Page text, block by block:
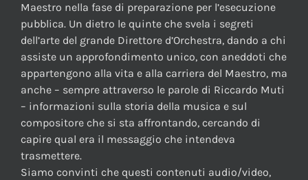
Maestro nella fase di preparazione per l’esecuzione
pubblica. Un dietro le quinte che svela i segreti
dell’arte del grande Direttore d’Orchestra, dando a chi
assiste un approfondimento unico, con aneddoti che
appartengono alla vita e alla carriera del Maestro, ma
anche – sempre attraverso le parole di Riccardo Muti
– informazioni sulla storia della musica e sul
compositore che si sta affrontando, cercando di
capire qual era il messaggio che intendeva
trasmettere.
Siamo convinti che questi contenuti audio/video,